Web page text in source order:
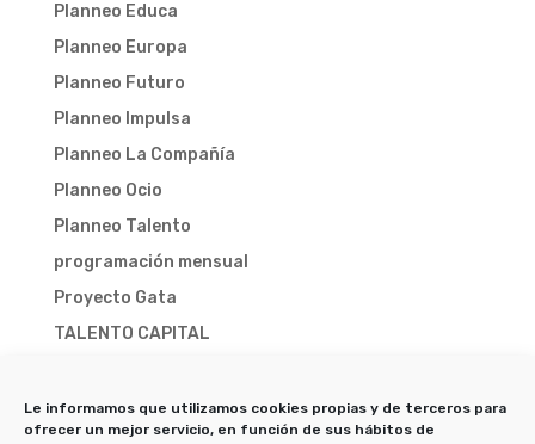
Le informamos que utilizamos cookies propias y de terceros para
ofrecer un mejor servicio, en función de sus hábitos de
Planneo Educa
Planneo Europa
Planneo Futuro
Planneo Impulsa
Planneo La Compañía
Planneo Ocio
Planneo Talento
programación mensual
Proyecto Gata
TALENTO CAPITAL
TALENTO CAPITAL 2026